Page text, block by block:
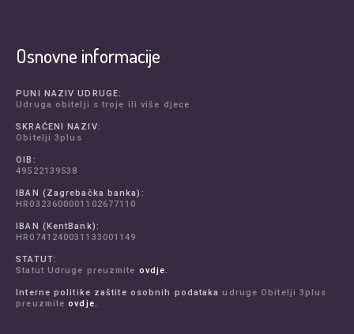
Osnovne informacije
PUNI NAZIV UDRUGE:
Udruga obitelji s troje ili više djece
SKRAĆENI NAZIV:
Obitelji 3plus
OIB:
49522139538
IBAN (Zagrebačka banka):
HR0323600001102677110
IBAN (KentBank):
HR0741240031133001149
STATUT:
Statut Udruge preuzmite ovdje.
Interne politike zaštite osobnih podataka udruge Obitelji 3plus
preuzmiteovdje.